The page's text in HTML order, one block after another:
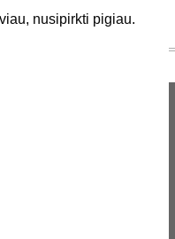
nusipirkti pigiau.